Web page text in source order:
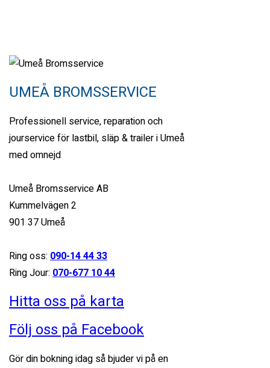
UMEÅ BROMSSERVICE
Professionell service, reparation och
jourservice för lastbil, släp & trailer i Umeå
med omnejd
Umeå Bromsservice AB
Kummelvägen 2
901 37 Umeå
Ring oss: 090-14 44 33
Ring Jour: 070-677 10 44
Hitta oss på karta
Följ oss på Facebook
Gör din bokning idag så bjuder vi på en
Find a dealer
search – That’s it!
Search
SNABB SERVICE
Rätt personal, rätt verktyg
MILJÖMEDVETENHET